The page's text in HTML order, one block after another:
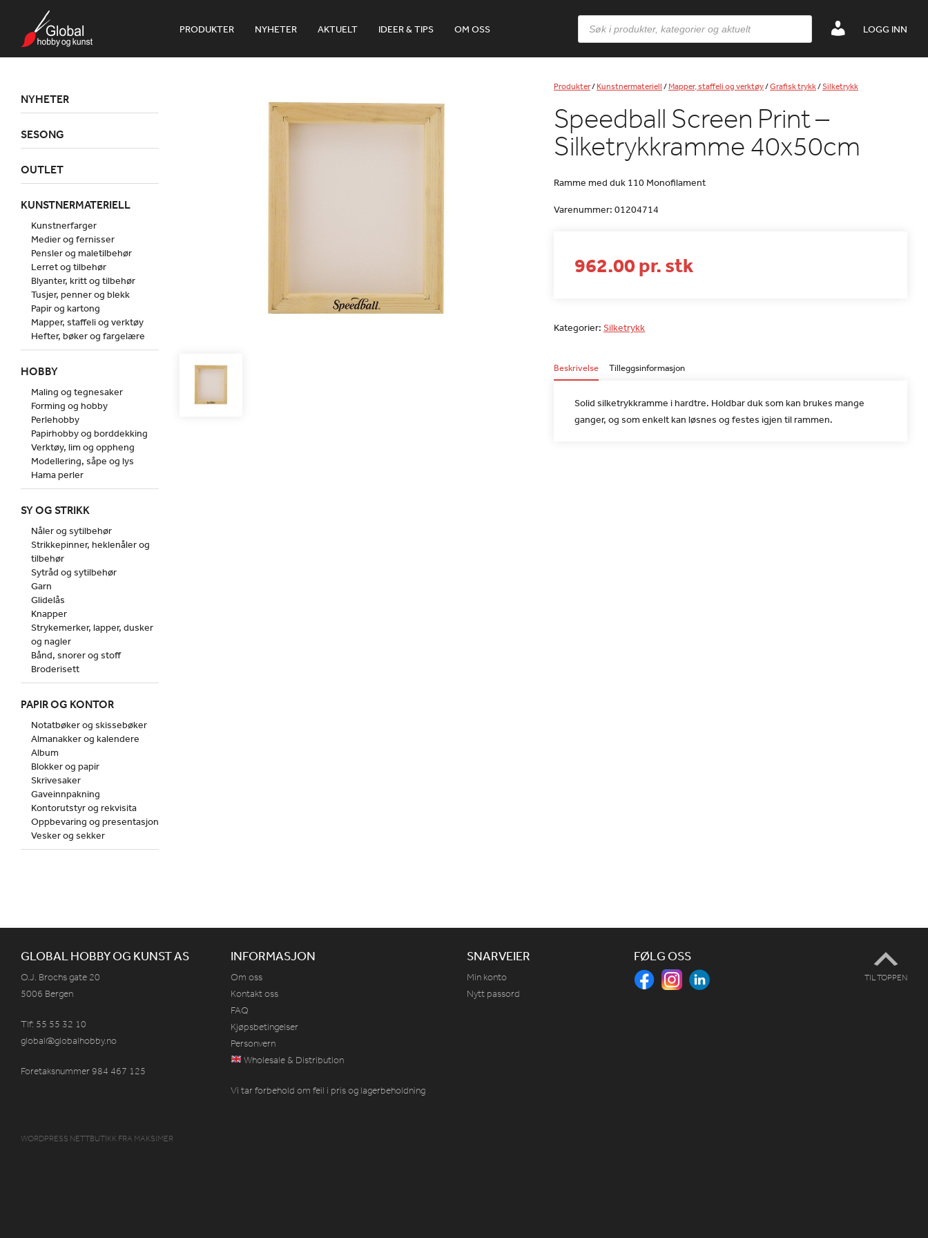
PRODUKTER NYHETER AKTUELT IDEER & TIPS OM OSS LOGG INN
Products
search
Produkter/Kunstnermateriell/Mapper, staffeli og verktøy/Grafisk trykk/Silketrykk
Speedball Screen Print –
Silketrykkramme 40x50cm
Ramme med duk 110 Monofilament
Varenummer: 01204714
962.00 pr. stk
Kategorier: Silketrykk
Beskrivelse Tilleggsinformasjon
Solid silketrykkramme i hardtre. Holdbar duk som kan brukes mange
ganger, og som enkelt kan løsnes og festes igjen til rammen.
NYHETER
SESONG
OUTLET
KUNSTNERMATERIELL
Kunstnerfarger
Medier og fernisser
Pensler og maletilbehør
Lerret og tilbehør
Blyanter, kritt og tilbehør
Tusjer, penner og blekk
Papir og kartong
Mapper, staffeli og verktøy
Hefter, bøker og fargelære
HOBBY
Maling og tegnesaker
Forming og hobby
Perlehobby
Papirhobby og borddekking
Verktøy, lim og oppheng
Modellering, såpe og lys
Hama perler
SY OG STRIKK
Nåler og sytilbehør
Strikkepinner, heklenåler og
tilbehør
Sytråd og sytilbehør
Garn
Glidelås
Knapper
Strykemerker, lapper, dusker
og nagler
Bånd, snorer og stoff
Broderisett
PAPIR OG KONTOR
Notatbøker og skissebøker
Almanakker og kalendere
Album
Blokker og papir
Skrivesaker
Gaveinnpakning
Kontorutstyr og rekvisita
Oppbevaring og presentasjon
Vesker og sekker
GLOBAL HOBBY OG KUNST AS
O.J. Brochs gate 20
5006 Bergen
Tlf: 55 55 32 10
global@globalhobby.no
Foretaksnummer 984 467 125
INFORMASJON
Om oss
Kontakt oss
FAQ
Kjøpsbetingelser
Personvern
Wholesale & Distribution
Vi tar forbehold om feil i pris og lagerbeholdning
SNARVEIER
Min konto
Nytt passord
FØLG OSS
TIL TOPPEN
WORDPRESS NETTBUTIKK FRA MAKSIMER